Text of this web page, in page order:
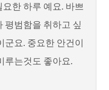
한 하루 예요. 바쁘
평범함을 취하고 싶
군요. 중요한 안건이
루는것도 좋아요.